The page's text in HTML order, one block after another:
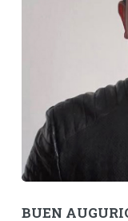
BUEN